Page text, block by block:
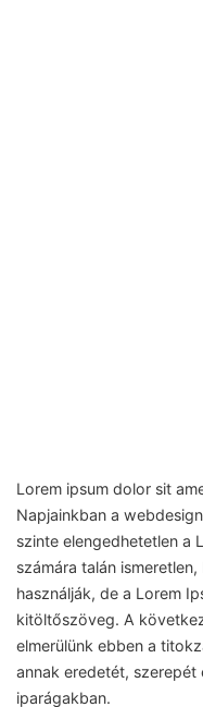
Lorem ipsum dolor sit
Napjainkban a
szinte elengedhetetlen a
számára talán
használják, de a Lorem
kitöltőszöveg. A
elmerülünk ebben a
annak eredetét,
iparágakban.